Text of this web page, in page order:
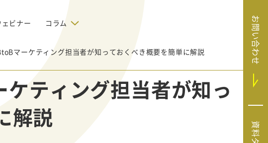
デジタルテクノロジー
SaaS導入
BIZUTTO経費
MRC（マーケラ
システムエンジニア
リング
ネット広告で狙った
力を強化したい
減したい（中小企業
「飛び込み営業」や
するBtoBデジタ
成功企業のリア
ェビナー コラム
マーケティング担当者が知っておくべき概要を簡単に解説
ティング担当者が知っ
解説
お問い合わせ